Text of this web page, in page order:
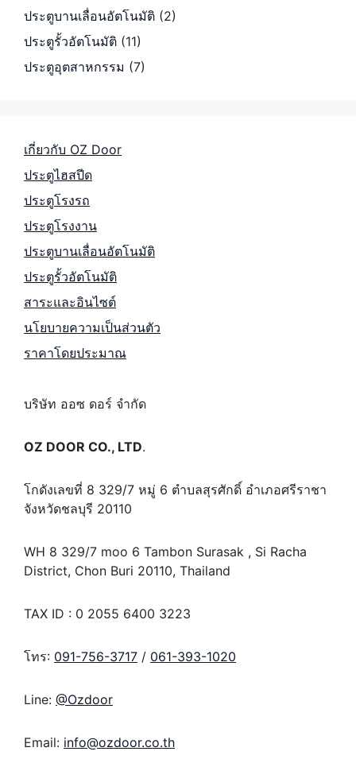
ประตูบานเลื่อนอัตโนมัติ (2)
ประตูรั้วอัตโนมัติ (11)
ประตูอุตสาหกรรม (7)
เกี่ยวกับ OZ Door
ประตูไฮสปีด
ประตูโรงรถ
ประตูโรงงาน
ประตูบานเลื่อนอัตโนมัติ
ประตูรั้วอัตโนมัติ
สาระและอินไซต์
นโยบายความเป็นส่วนตัว
ราคาโดยประมาณ
บริษัท ออซ ดอร์ จำกัด
OZ DOOR CO., LTD.
โกดังเลขที่ 8 329/7 หมู่ 6 ตำบลสุรศักดิ์ อำเภอศรีราชา
จังหวัดชลบุรี 20110
WH 8 329/7 moo 6 Tambon Surasak , Si Racha
District, Chon Buri 20110, Thailand
TAX ID : 0 2055 6400 3223
โทร: 091-756-3717 / 061-393-1020
Line: @Ozdoor
Email: info@ozdoor.co.th